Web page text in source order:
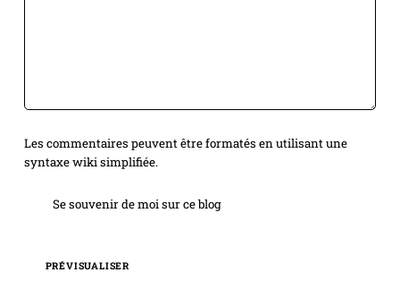
Les commentaires peuvent être formatés en utilisant une
syntaxe wiki simplifiée.
Se souvenir de moi sur ce blog
PRÉVISUALISER